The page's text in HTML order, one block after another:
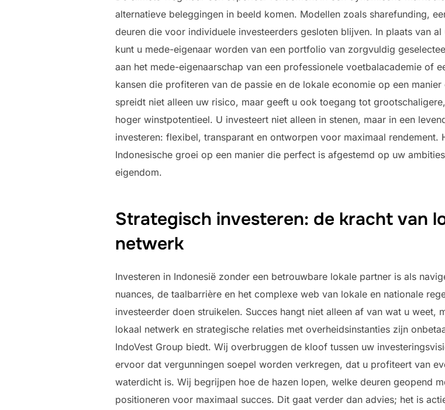
alternatieve beleggingen in beeld komen. Modellen zoals sharefunding,
deuren die voor individuele investeerders gesloten blijven. In plaats van
kunt u mede-eigenaar worden van een portfolio van zorgvuldig
aan het mede-eigenaarschap van een professionele voetbalacademie of
kansen die profiteren van de passie en de lokale economie op een
spreidt niet alleen uw risico, maar geeft u ook toegang tot
hoger winstpotentieel. U investeert niet alleen in stenen, maar in een
investeren: flexibel, transparant en ontworpen voor maximaal
Indonesische groei op een manier die perfect is afgestemd op uw
eigendom.
Strategisch investeren: de kracht van
netwerk
Investeren in Indonesië zonder een betrouwbare lokale partner is als
nuances, de taalbarrière en het complexe web van lokale en nationale
investeerder doen struikelen. Succes hangt niet alleen af van wat u weet,
lokaal netwerk en strategische relaties met overheidsinstanties zijn
IndoVest Group biedt. Wij overbruggen de kloof tussen uw
ervoor dat vergunningen soepel worden verkregen, dat u profiteert van
waterdicht is. Wij begrijpen hoe de hazen lopen, welke deuren geopend
positioneren voor maximaal succes. Dit gaat verder dan advies; het is